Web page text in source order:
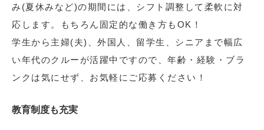
み(夏休みなど)の期間には、シフト調整して柔軟に対
応します。もちろん固定的な働き方もOK！
学生から主婦(夫)、外国人、留学生、シニアまで幅広
い年代のクルーが活躍中ですので、年齢・経験・ブラ
ンクは気にせず、お気軽にご応募ください！
教育制度も充実